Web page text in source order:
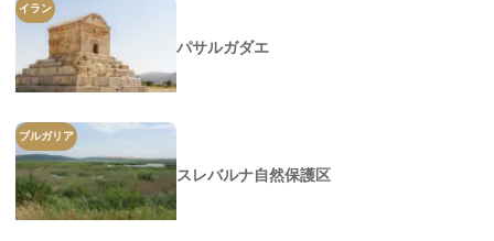
イラン
パサルガダエ
ブルガリア
スレバルナ自然保護区